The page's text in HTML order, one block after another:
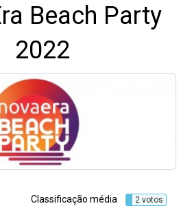
Beach Party
2022
Classificação média 2 votos